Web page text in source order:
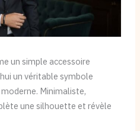
un simple accessoire
un véritable symbole
Minimaliste,
une silhouette et révèle